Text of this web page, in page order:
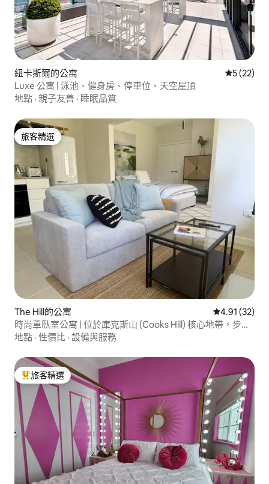
紐卡斯爾的公寓 從 22 則評
5 (22)
Luxe 公寓 | 泳池、健身房、停車位、天空屋頂
地點 · 親子友善 · 睡眠品質
旅客精選
旅客精選
The Hill的公寓 從 32 則評價
4.91 (32)
時尚單臥室公寓 | 位於庫克斯山 (Cooks Hill) 核心地帶，步行
可抵達各處
地點 · 性價比 · 設備與服務
旅客精選榜首
旅客精選